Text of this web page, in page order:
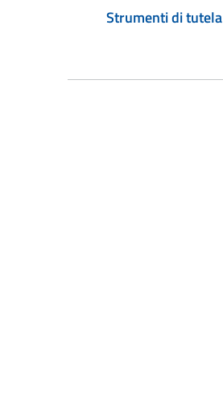
Strumenti di tutela